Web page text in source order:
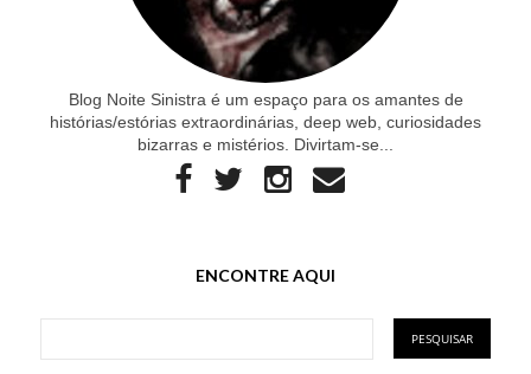
Blog Noite Sinistra é um espaço para os amantes de
histórias/estórias extraordinárias, deep web, curiosidades
bizarras e mistérios. Divirtam-se...
ENCONTRE AQUI